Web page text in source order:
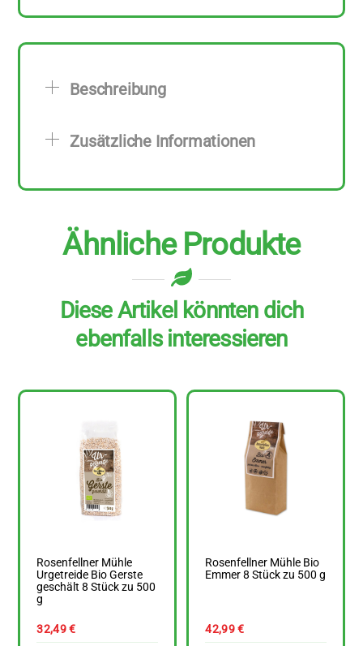
Stück
kg
Beschreibung
Zusätzliche Informationen
Ähnliche Produkte
Diese Artikel könnten dich
ebenfalls interessieren
Rosenfellner Mühle
Urgetreide Bio Gerste
geschält 8 Stück zu 500
g
32,49€
Rosenfellner Mühle Bio
Emmer 8 Stück zu 500 g
42,99€